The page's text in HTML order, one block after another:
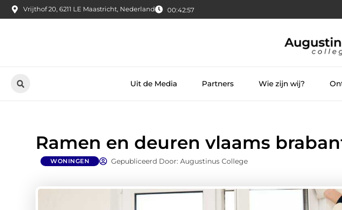
Vrijthof 20, 6211 LE Maastricht, Nederland 00:42:59
Uit de Media Partners Wie zijn wij?
Ramen en deuren vlaams
WONINGEN Gepubliceerd Door: Augustinus College